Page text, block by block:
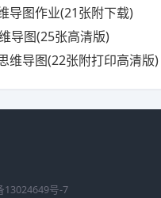
导图作业(21张附下载)
导图(25张高清版)
维导图(22张附打印高清版)
13024649号-7